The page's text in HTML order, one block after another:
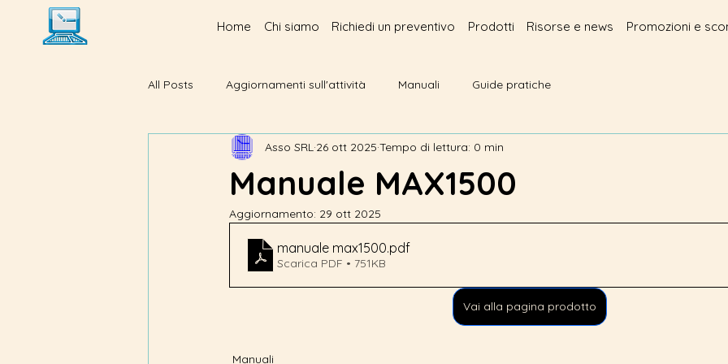
Home Chi siamo Richiedi un preventivo Prodotti Risorse e news Promozioni e
All Posts Aggiornamenti sull'attività Manuali Guide pratiche
Manuale MAX1500
Asso SRL 26 ott 2025 Tempo di lettura: 0 min
Aggiornamento: 29 ott 2025
manuale max1500.pdf
Scarica PDF • 751KB
Vai alla pagina prodotto
Manuali